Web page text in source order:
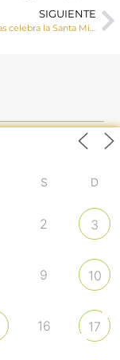
SIGUIENTE
Mons. Yanguas celebra la Santa Misa con las reliquias de Santa Bernardita
S D
2 3
9 10
16 17